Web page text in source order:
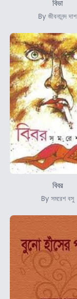
বিভা
By জীবনানন্দ দাশ
বিবর
By সমরেশ বসু